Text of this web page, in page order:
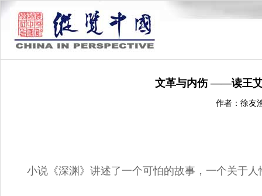
文革与内伤 ——读王
作者：徐友
小说《深渊》讲述了一个可怕的故事， 一个关于人